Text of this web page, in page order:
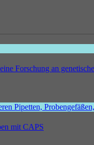
Forschung an
mit CAPS